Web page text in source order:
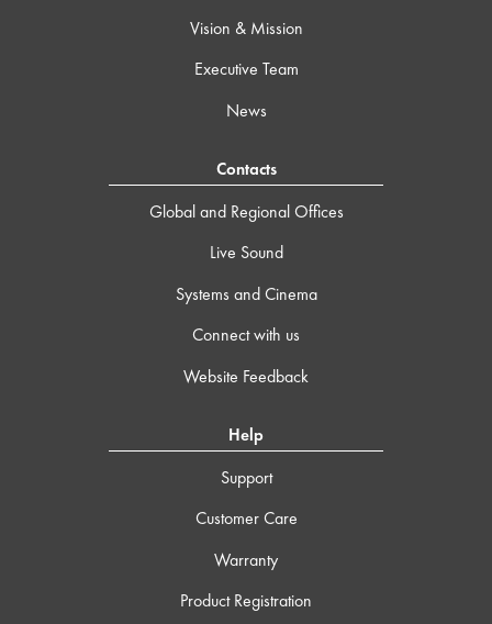
Vision & Mission
Executive Team
News
Contacts
Global and Regional Offices
Live Sound
Systems and Cinema
Connect with us
Website Feedback
Help
Support
Customer Care
Warranty
Product Registration